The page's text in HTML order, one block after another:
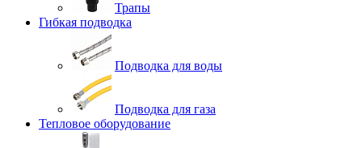
Трапы
Гибкая подводка
Подводка для воды
Подводка для газа
Тепловое оборудование